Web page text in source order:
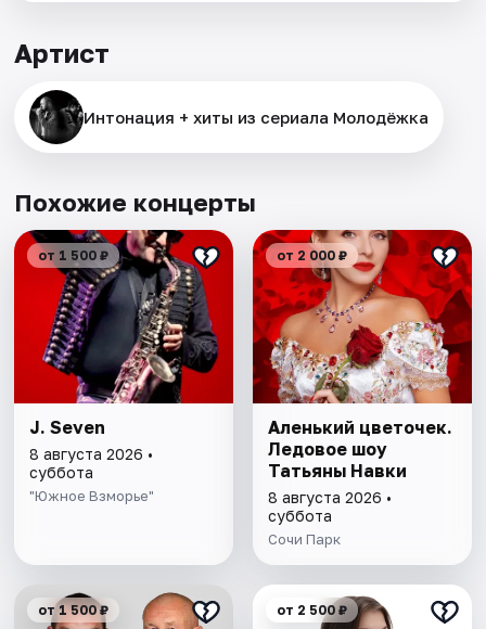
Артист
Интонация + хиты из сериала Молодёжка
Похожие концерты
от 1 500 ₽
J. Seven
8 августа 2026 •
суббота
"Южное Взморье"
от 2 000 ₽
Аленький цветочек.
Ледовое шоу
Татьяны Навки
8 августа 2026 •
суббота
Сочи Парк
от 1 500 ₽ от 2 500 ₽